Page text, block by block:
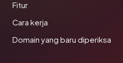
Fitur
Cara kerja
Domain yang baru diperiksa